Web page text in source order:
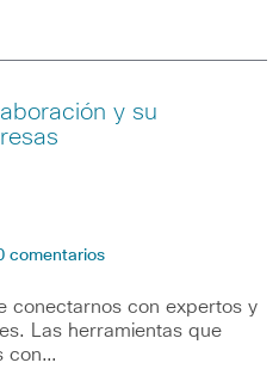
y su
comentarios
conectarnos con expertos y
Las herramientas que
con…